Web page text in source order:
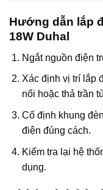
Hướng dẫn lắp
18W Duhal
Ngắt nguồn điện
Xác định vị trí lắp
nổi hoặc thả trần
Cố định khung
điện đúng cách.
Kiểm tra lại hệ
dụng.